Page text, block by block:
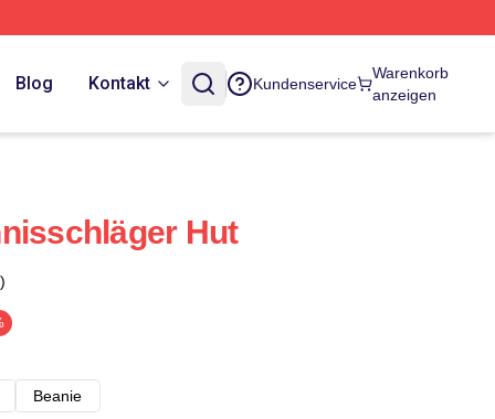
Blog Kontakt Kundenservice
Warenkorb
anzeigen
Hut
Beanie